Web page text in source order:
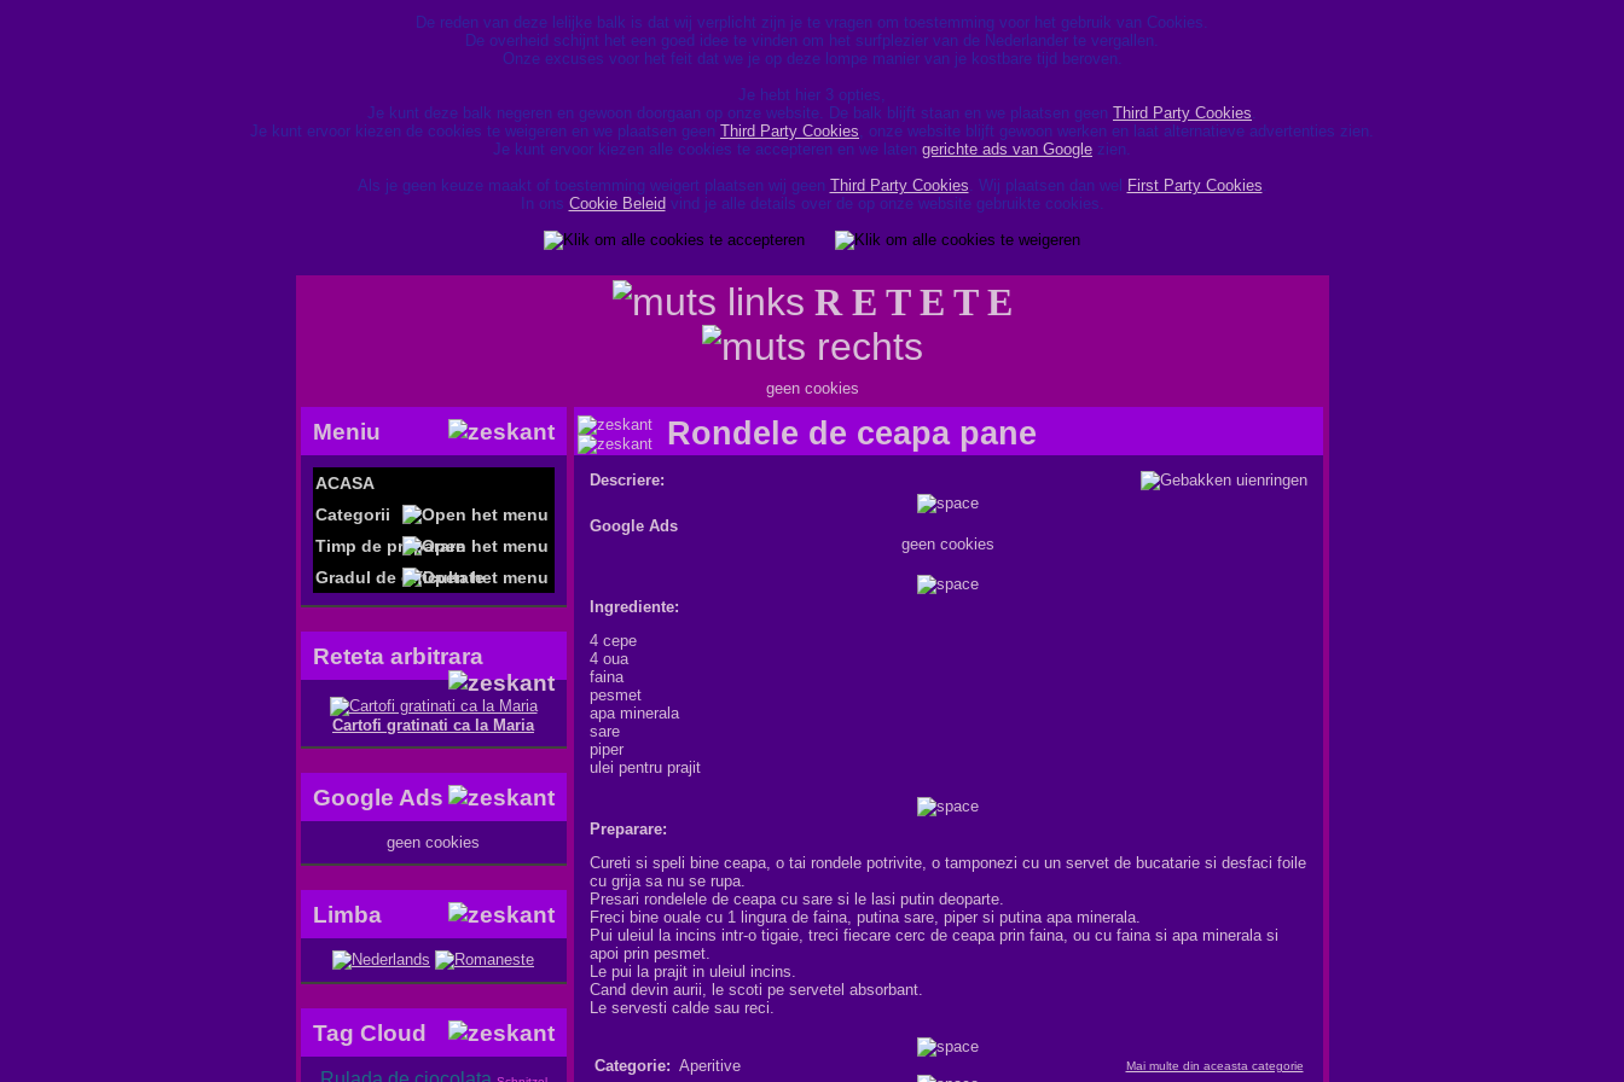
De reden van deze lelijke balk is dat wij verplicht zijn je te vragen om toestemming voor het gebruik van Cookies.
De overheid schijnt het een goed idee te vinden om het surfplezier van de Nederlander te vergallen.
Onze excuses voor het feit dat we je op deze lompe manier van je kostbare tijd beroven.
Je hebt hier 3 opties,
Je kunt deze balk negeren en gewoon doorgaan op onze website. De balk blijft staan en we plaatsen geen Third Party Cookies.
Je kunt ervoor kiezen de cookies te weigeren en we plaatsen geen Third Party Cookies, onze website blijft gewoon werken en laat alternatieve advertenties zien.
Je kunt ervoor kiezen alle cookies te accepteren en we laten gerichte ads van Google zien.
Als je geen keuze maakt of toestemming weigert plaatsen wij geen Third Party Cookies. Wij plaatsen dan wel First Party Cookies.
In ons Cookie Beleid vind je alle details over de op onze website gebruikte cookies.
R E T E T E
geen cookies
Meniu
ACASA
Categorii
Timp de preparare
Gradul de dificultate
Reteta arbitrara
Cartofi gratinati ca la Maria
Google Ads
geen cookies
Limba
Tag Cloud
Rondele de ceapa pane
Descriere:
Google Ads
geen cookies
Ingrediente:
4 cepe
4 oua
faina
pesmet
apa minerala
sare
piper
ulei pentru prajit
Preparare:
Cureti si speli bine ceapa, o tai rondele potrivite, o tamponezi cu un servet de bucatarie si desfaci foile
cu grija sa nu se rupa.
Presari rondelele de ceapa cu sare si le lasi putin deoparte.
Freci bine ouale cu 1 lingura de faina, putina sare, piper si putina apa minerala.
Pui uleiul la incins intr-o tigaie, treci fiecare cerc de ceapa prin faina, ou cu faina si apa minerala si
apoi prin pesmet.
Le pui la prajit in uleiul incins.
Cand devin aurii, le scoti pe servetel absorbant.
Le servesti calde sau reci.
Categorie: Aperitive Mai multe din aceasta categorie